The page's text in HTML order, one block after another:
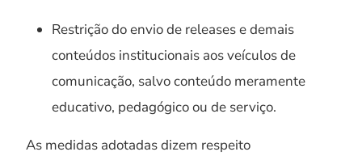
Restrição do envio de releases e demais
conteúdos institucionais aos veículos de
comunicação, salvo conteúdo meramente
educativo, pedagógico ou de serviço.
As medidas adotadas dizem respeito